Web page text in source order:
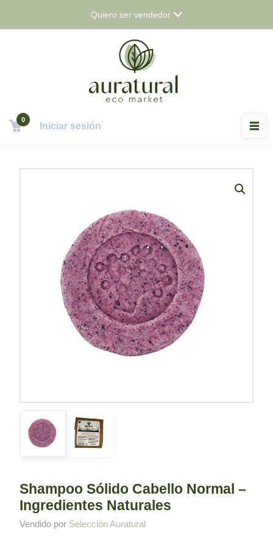
Quiero ser vendedor
0
Iniciar sesión
Shampoo Sólido Cabello Normal –
Ingredientes Naturales
Vendido por Selección Auratural